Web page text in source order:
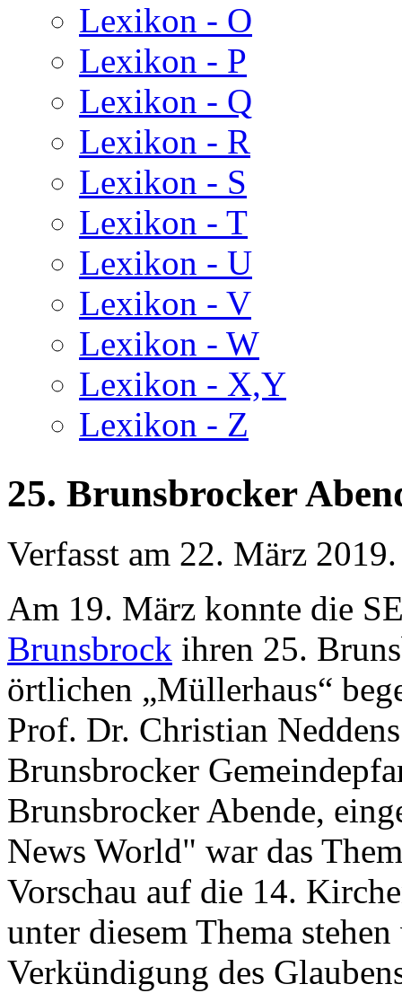
Lexikon - O
Lexikon - P
Lexikon - Q
Lexikon - R
Lexikon - S
Lexikon - T
Lexikon - U
Lexikon - V
Lexikon - W
Lexikon - X,Y
Lexikon - Z
25. Brunsbrocker
Verfasst am 22. März 2019.
Am 19. März konnte die
Brunsbrock ihren 25.
örtlichen „Müllerhaus“
Prof. Dr. Christian
Brunsbrocker
Brunsbrocker Abende,
News World" war das
Vorschau auf die 14.
unter diesem Thema
Verkündigung des